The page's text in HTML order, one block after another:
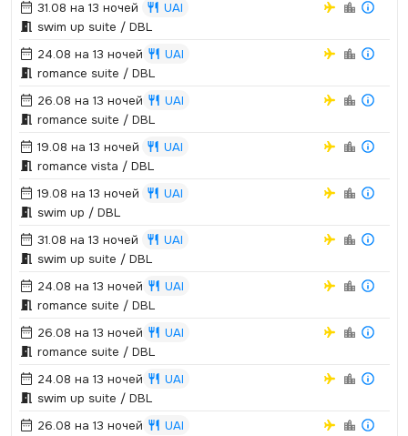
31.08 на 13 ночей
UAI
swim up suite / DBL
24.08 на 13 ночей
UAI
romance suite / DBL
26.08 на 13 ночей
UAI
romance suite / DBL
19.08 на 13 ночей
UAI
romance vista / DBL
19.08 на 13 ночей
UAI
swim up / DBL
31.08 на 13 ночей
UAI
swim up suite / DBL
24.08 на 13 ночей
UAI
romance suite / DBL
26.08 на 13 ночей
UAI
romance suite / DBL
24.08 на 13 ночей
UAI
swim up suite / DBL
26.08 на 13 ночей
UAI